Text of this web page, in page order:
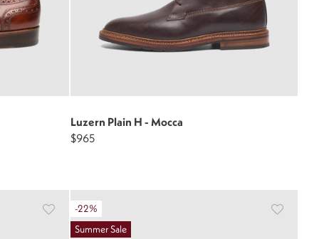
Luzern Plain H - Mocca
$965
-22%
Summer Sale